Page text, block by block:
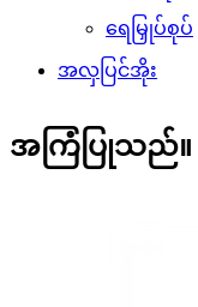
ရေမြှုပ်စုပ်
အလှပြင်အိုး
အကြံပြုသည်။